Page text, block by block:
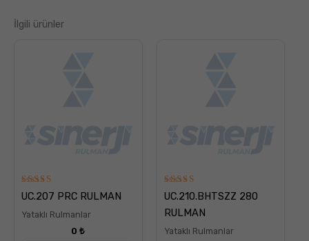
İlgili ürünler
5
üzerinden
oy aldı
UC.207 PRC RULMAN
Yataklı Rulmanlar
0₺
5
üzerinden
5.00
oy aldı
UC.210.BHTSZZ 280
RULMAN
Yataklı Rulmanlar